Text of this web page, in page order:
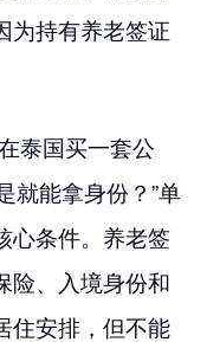
为持有养老签证
泰国买一套公
就能拿身份？”单
心条件。养老签
险、入境身份和
住安排，但不能